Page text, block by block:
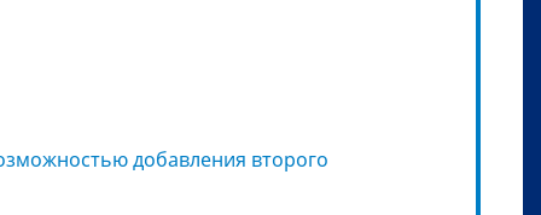
добавления второго